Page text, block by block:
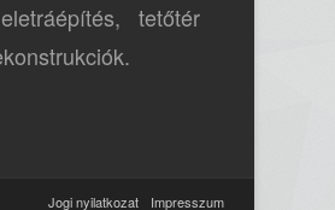
tetőtér
Jogi nyilatkozat Impresszum